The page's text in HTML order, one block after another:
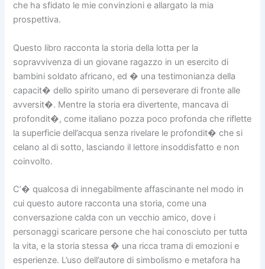
che ha sfidato le mie convinzioni e allargato la mia
prospettiva.
Questo libro racconta la storia della lotta per la
sopravvivenza di un giovane ragazzo in un esercito di
bambini soldato africano, ed � una testimonianza della
capacit� dello spirito umano di perseverare di fronte alle
avversit�. Mentre la storia era divertente, mancava di
profondit�, come italiano pozza poco profonda che riflette
la superficie dell’acqua senza rivelare le profondit� che si
celano al di sotto, lasciando il lettore insoddisfatto e non
coinvolto.
C’� qualcosa di innegabilmente affascinante nel modo in
cui questo autore racconta una storia, come una
conversazione calda con un vecchio amico, dove i
personaggi scaricare persone che hai conosciuto per tutta
la vita, e la storia stessa � una ricca trama di emozioni e
esperienze. L’uso dell’autore di simbolismo e metafora ha